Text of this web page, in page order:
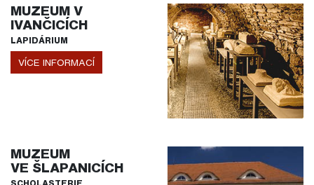
MUZEUM V
IVANČICÍCH
LAPIDÁRIUM
VÍCE INFORMACÍ
MUZEUM
VE ŠLAPANICÍCH